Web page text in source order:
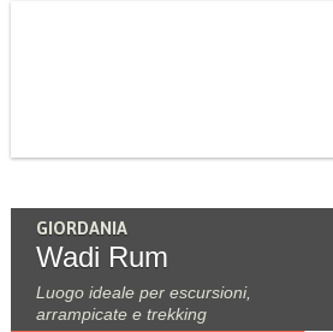
GIORDANIA
Wadi Rum
Luogo ideale per escursioni,
arrampicate e trekking